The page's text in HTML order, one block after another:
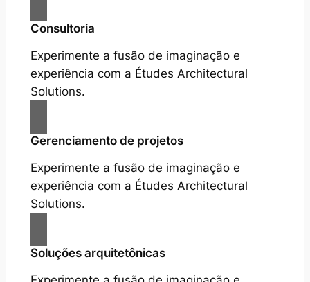
Consultoria
Experimente a fusão de imaginação e
experiência com a Études Architectural
Solutions.
Gerenciamento de projetos
Experimente a fusão de imaginação e
experiência com a Études Architectural
Solutions.
Soluções arquitetônicas